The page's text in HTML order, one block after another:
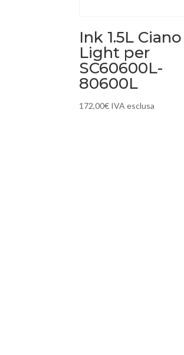
Ink 1.5L Ciano
Light per
SC60600L-
80600L
172,00€ IVA esclusa